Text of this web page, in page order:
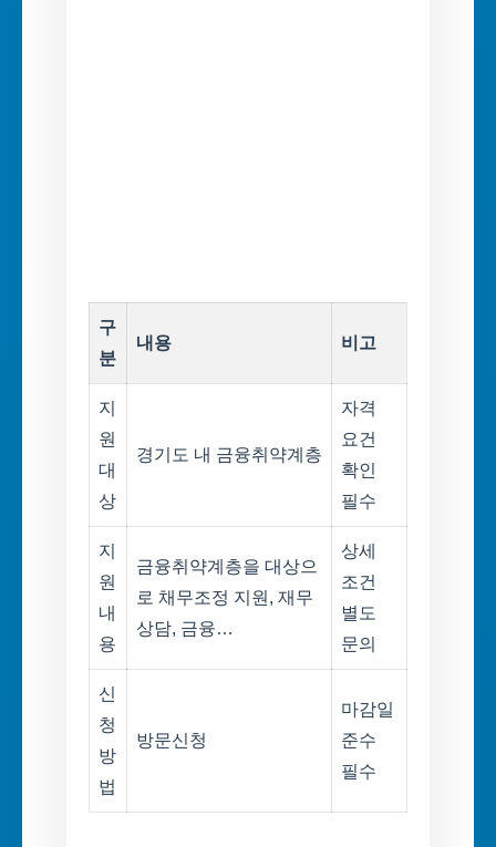
구
분
내용 비고
지
원
대
상
경기도 내 금융취약계층
자격
요건
확인
필수
지
원
내
용
금융취약계층을 대상으
로 채무조정 지원, 재무
상담, 금융…
상세
조건
별도
문의
신
청
방
법
방문신청
마감일
준수
필수